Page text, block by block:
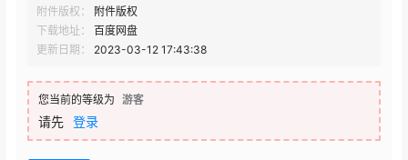
附件版权：
附件版权
下载地址：
百度网盘
更新日期：
2023-03-12 17:43:38
您当前的等级为 游客
请先 登录